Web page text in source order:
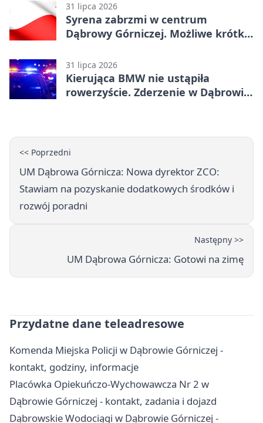
31 lipca 2026
Syrena zabrzmi w centrum
Dąbrowy Górniczej. Możliwe krótkie
31 lipca 2026
Kierująca BMW nie ustąpiła
rowerzyście. Zderzenie w Dąbrowie
<< Poprzedni
UM Dąbrowa Górnicza: Nowa dyrektor ZCO:
Stawiam na pozyskanie dodatkowych środków i
rozwój poradni
Następny >>
UM Dąbrowa Górnicza: Gotowi na zimę
Przydatne dane teleadresowe
Komenda Miejska Policji w Dąbrowie Górniczej -
kontakt, godziny, informacje
Placówka Opiekuńczo-Wychowawcza Nr 2 w
Dąbrowie Górniczej - kontakt, zadania i dojazd
Dąbrowskie Wodociągi w Dąbrowie Górniczej -